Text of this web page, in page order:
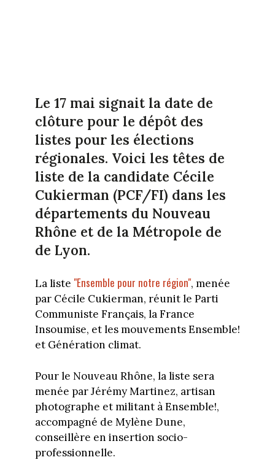
Le 17 mai signait la date de
clôture pour le dépôt des
listes pour les élections
régionales. Voici les têtes de
liste de la candidate Cécile
Cukierman (PCF/FI) dans les
départements du Nouveau
Rhône et de la Métropole de
de Lyon.
La liste "Ensemble pour notre région", menée
par Cécile Cukierman, réunit le Parti
Communiste Français, la France
Insoumise, et les mouvements Ensemble!
et Génération climat.
Pour le Nouveau Rhône, la liste sera
menée par Jérémy Martinez, artisan
photographe et militant à Ensemble!,
accompagné de Mylène Dune,
conseillère en insertion socio-
professionnelle.